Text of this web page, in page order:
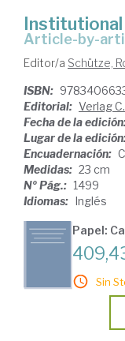
article-by-
Editor/a Schütze,
ISBN:
Editorial: Verlag
Fecha de la
Lugar de la
Encuadernación:
Medidas: 23 cm
Nº Pág.: 1499
Idiomas: Inglés
Papel:
Sin